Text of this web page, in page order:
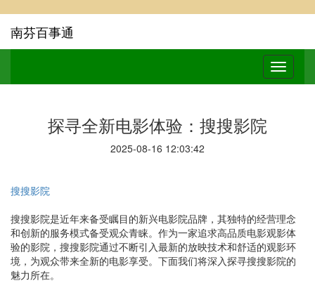
南芬百事通
探寻全新电影体验：搜搜影院
2025-08-16 12:03:42
搜搜影院
搜搜影院是近年来备受瞩目的新兴电影院品牌，其独特的经营理念
和创新的服务模式备受观众青睐。作为一家追求高品质电影观影体
验的影院，搜搜影院通过不断引入最新的放映技术和舒适的观影环
境，为观众带来全新的电影享受。下面我们将深入探寻搜搜影院的
魅力所在。